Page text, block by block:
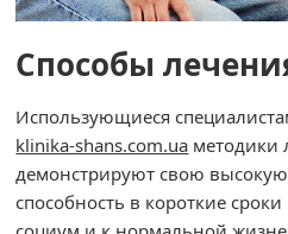
Способы
Использующиеся
klinika-shans.com.ua методики
демонстрируют свою
способность в короткие